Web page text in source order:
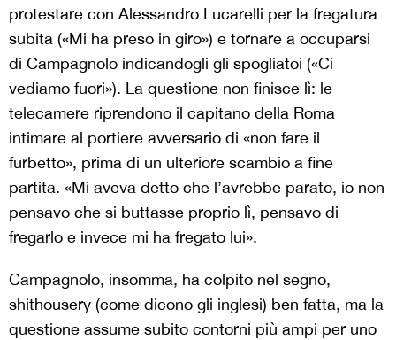
protestare con Alessandro Lucarelli per la fregatura
subita («Mi ha preso in giro») e tornare a occuparsi
di Campagnolo indicandogli gli spogliatoi («Ci
vediamo fuori»). La questione non finisce lì: le
telecamere riprendono il capitano della Roma
intimare al portiere avversario di «non fare il
furbetto», prima di un ulteriore scambio a fine
partita. «Mi aveva detto che l’avrebbe parato, io non
pensavo che si buttasse proprio lì, pensavo di
fregarlo e invece mi ha fregato lui».
Campagnolo, insomma, ha colpito nel segno,
shithousery (come dicono gli inglesi) ben fatta, ma la
questione assume subito contorni più ampi per uno